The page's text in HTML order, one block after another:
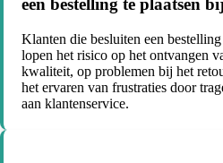
een bestelling te plaatsen
Klanten die besluiten een
lopen het risico op het ontvangen
kwaliteit, op problemen bij het
het ervaren van frustraties door
aan klantenservice.